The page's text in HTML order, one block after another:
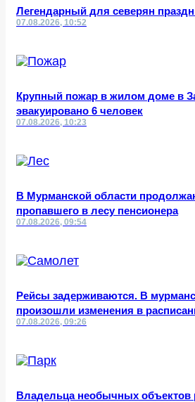
Легендарный для северян
07.08.2026, 10:52
Крупный пожар в жилом доме в
эвакуировано 6 человек
07.08.2026, 10:23
В Мурманской области
пропавшего в лесу пенсионера
07.08.2026, 09:54
Рейсы задерживаются. В
произошли изменения в
07.08.2026, 09:26
Владельца необычных объектов